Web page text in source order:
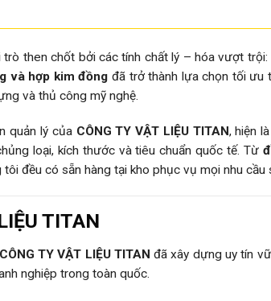
then chốt bởi các tính chất lý – hóa vượt trội:
và hợp kim đồng đã trở thành lựa chọn tối ưu
và thủ công mỹ nghệ.
quản lý của CÔNG TY VẬT LIỆU TITAN, hiện
loại, kích thước và tiêu chuẩn quốc tế. Từ
tôi đều có sẵn hàng tại kho phục vụ mọi nhu cầu
TITAN
CÔNG TY VẬT LIỆU TITAN đã xây dựng uy tín
nghiệp trong toàn quốc.